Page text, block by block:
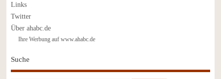
Links
Twitter
Über ahabc.de
Ihre Werbung auf www.ahabc.de
Suche